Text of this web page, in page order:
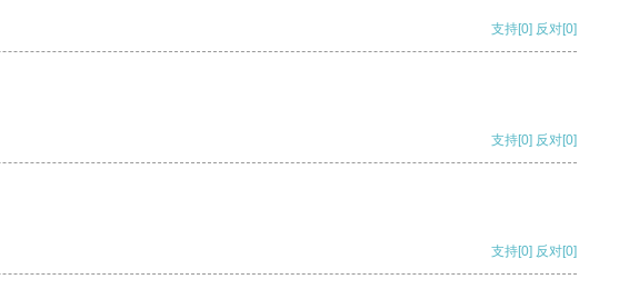
支持[0] 反对[0]
支持[0] 反对[0]
支持[0] 反对[0]